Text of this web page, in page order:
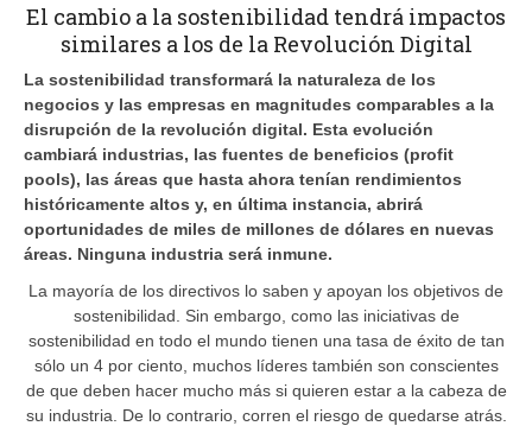
El cambio a la sostenibilidad tendrá impactos
similares a los de la Revolución Digital
La sostenibilidad transformará la naturaleza de los
negocios y las empresas en magnitudes comparables a la
disrupción de la revolución digital. Esta evolución
cambiará industrias, las fuentes de beneficios (profit
pools), las áreas que hasta ahora tenían rendimientos
históricamente altos y, en última instancia, abrirá
oportunidades de miles de millones de dólares en nuevas
áreas. Ninguna industria será inmune.
La mayoría de los directivos lo saben y apoyan los objetivos de
sostenibilidad. Sin embargo, como las iniciativas de
sostenibilidad en todo el mundo tienen una tasa de éxito de tan
sólo un 4 por ciento, muchos líderes también son conscientes
de que deben hacer mucho más si quieren estar a la cabeza de
su industria. De lo contrario, corren el riesgo de quedarse atrás.